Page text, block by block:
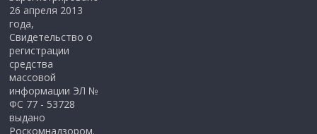
26 апреля 2013
года,
Свидетельство о
регистрации
средства
массовой
информации ЭЛ №
ФС 77 - 53728
выдано
Роскомнадзором.